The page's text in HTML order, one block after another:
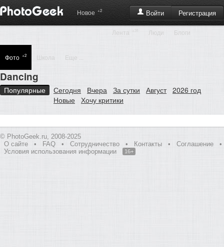
Войти Регистрация
Новое +2
Лента Люди Блоги
Фото +2 Школа Еще ...
Dancing
Популярные Сегодня Вчера За сутки Август 2026 год
Новые Хочу критики
© PhotoGeek.ru, 2008-2025
О сайте
• FAQ • Сотрудничество • Контакты • Соглашение
•
Условия использования информации
16+